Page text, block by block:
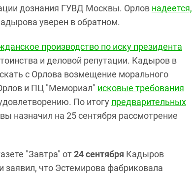
дознания ГУВД Москвы. Орлов надеется,
уверен в обратном.
производство по иску президента
и деловой репутации. Кадыров в
с Орлова возмещение морального
и ПЦ "Мемориал" исковые требования
По итогу предварительных
назначил на 25 сентября рассмотрение
"Завтра" от24 сентября Кадыров
что Эстемирова фабриковала